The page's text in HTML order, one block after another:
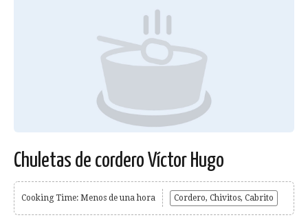
Chuletas de cordero Víctor Hugo
Cooking Time: Menos de una hora Cordero, Chivitos, Cabrito